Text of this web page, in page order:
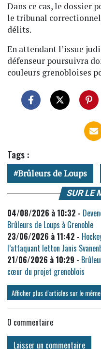
Dans ce cas, le dossier
le tribunal
délits.
En attendant l’issue
défenseur poursuivra
couleurs grenobloises
Tags :
Brûleurs de Loups
SUR LE
04/08/2026 à 10:32 -
Brûleurs de Loups à Grenoble
23/06/2026 à 11:42 -
l’attaquant letton Janis
21/06/2026 à 10:29 -
cœur du projet grenoblois
Afficher plus d'articles sur le
0 commentaire
Laisser un commentaire